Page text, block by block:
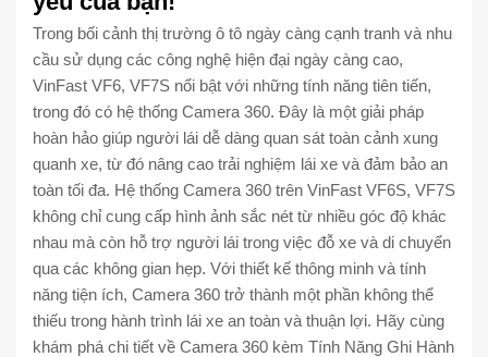
Trong bối cảnh thị trường ô tô ngày càng cạnh tranh và nhu
cầu sử dụng các công nghệ hiện đại ngày càng cao,
VinFast VF6, VF7S nổi bật với những tính năng tiên tiến,
trong đó có hệ thống Camera 360. Đây là một giải pháp
hoàn hảo giúp người lái dễ dàng quan sát toàn cảnh xung
quanh xe, từ đó nâng cao trải nghiệm lái xe và đảm bảo an
toàn tối đa. Hệ thống Camera 360 trên VinFast VF6S, VF7S
không chỉ cung cấp hình ảnh sắc nét từ nhiều góc độ khác
nhau mà còn hỗ trợ người lái trong việc đỗ xe và di chuyển
qua các không gian hẹp. Với thiết kế thông minh và tính
năng tiện ích, Camera 360 trở thành một phần không thể
thiếu trong hành trình lái xe an toàn và thuận lợi. Hãy cùng
khám phá chi tiết về Camera 360 kèm Tính Năng Ghi Hành